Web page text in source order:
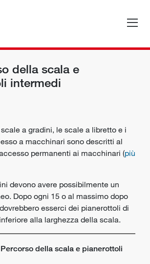
della scala e
intermedi
a gradini, le scale a libretto e i
a macchinari sono descritti al
permanenti ai macchinari (più
devono avere possibilmente un
Dopo ogni 15 o al massimo dopo
esserci dei pianerottoli di
alla larghezza della scala.
della scala e pianerottoli